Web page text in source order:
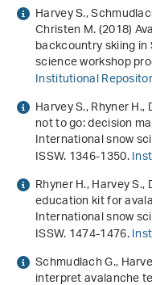
Harvey S.,
Christen M. (2018)
backcountry skiing
science workshop
Institutional
Harvey S., Rhyner
not to go: decision
International snow
ISSW. 1346-1350.
Rhyner H., Harvey
education kit for
International snow
ISSW. 1474-1476.
Schmudlach G.,
interpret avalanche